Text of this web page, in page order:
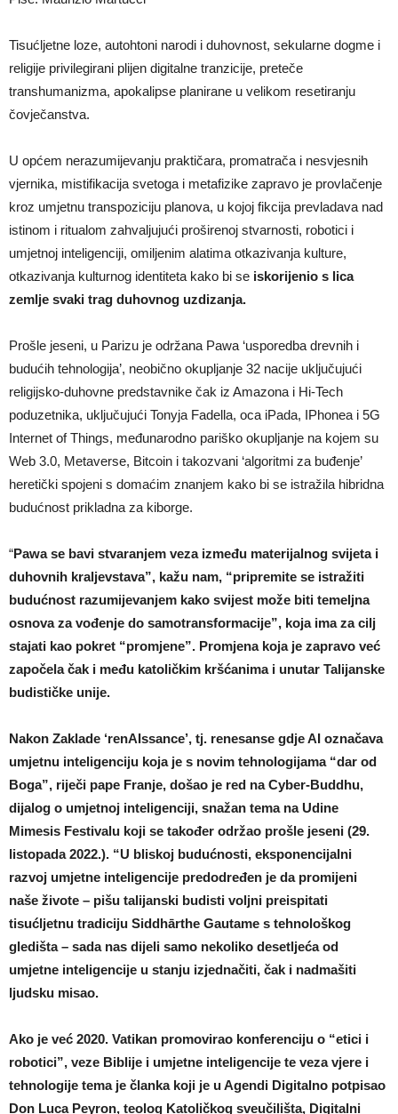
Tisućljetne loze, autohtoni narodi i duhovnost, sekularne dogme i
religije privilegirani plijen digitalne tranzicije, preteče
transhumanizma, apokalipse planirane u velikom resetiranju
čovječanstva.
U općem nerazumijevanju praktičara, promatrača i nesvjesnih
vjernika, mistifikacija svetoga i metafizike zapravo je provlačenje
kroz umjetnu transpoziciju planova, u kojoj fikcija prevladava nad
istinom i ritualom zahvaljujući proširenoj stvarnosti, robotici i
umjetnoj inteligenciji, omiljenim alatima otkazivanja kulture,
otkazivanja kulturnog identiteta kako bi se iskorijenio s lica
zemlje svaki trag duhovnog uzdizanja.
Prošle jeseni, u Parizu je održana Pawa ‘usporedba drevnih i
budućih tehnologija’, neobično okupljanje 32 nacije uključujući
religijsko-duhovne predstavnike čak iz Amazona i Hi-Tech
poduzetnika, uključujući Tonyja Fadella, oca iPada, IPhonea i 5G
Internet of Things, međunarodno pariško okupljanje na kojem su
Web 3.0, Metaverse, Bitcoin i takozvani ‘algoritmi za buđenje’
heretički spojeni s domaćim znanjem kako bi se istražila hibridna
budućnost prikladna za kiborge.
“Pawa se bavi stvaranjem veza između materijalnog svijeta i
duhovnih kraljevstava”, kažu nam, “pripremite se istražiti
budućnost razumijevanjem kako svijest može biti temeljna
osnova za vođenje do samotransformacije”, koja ima za cilj
stajati kao pokret “promjene”. Promjena koja je zapravo već
započela čak i među katoličkim kršćanima i unutar Talijanske
budističke unije.
Nakon Zaklade ‘renAIssance’, tj. renesanse gdje AI označava
umjetnu inteligenciju koja je s novim tehnologijama “dar od
Boga”, riječi pape Franje, došao je red na Cyber-Buddhu,
dijalog o umjetnoj inteligenciji, snažan tema na Udine
Mimesis Festivalu koji se također održao prošle jeseni (29.
listopada 2022.). “U bliskoj budućnosti, eksponencijalni
razvoj umjetne inteligencije predodređen je da promijeni
naše živote – pišu talijanski budisti voljni preispitati
tisućljetnu tradiciju Siddhārthe Gautame s tehnološkog
gledišta – sada nas dijeli samo nekoliko desetljeća od
umjetne inteligencije u stanju izjednačiti, čak i nadmašiti
ljudsku misao.
Ako je već 2020. Vatikan promovirao konferenciju o “etici i
robotici”, veze Biblije i umjetne inteligencije te veza vjere i
tehnologije tema je članka koji je u Agendi Digitalno potpisao
Don Luca Peyron, teolog Katoličkog sveučilišta, Digitalni